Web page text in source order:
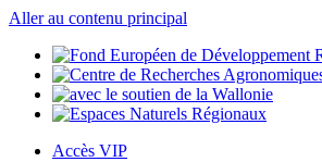
Aller au contenu principal
Accès VIP